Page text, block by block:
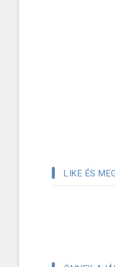
LIKE ÉS